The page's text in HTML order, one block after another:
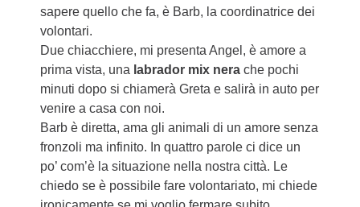
sapere quello che fa, è Barb, la coordinatrice dei
volontari.
Due chiacchiere, mi presenta Angel, è amore a
prima vista, una labrador mix nera che pochi
minuti dopo si chiamerà Greta e salirà in auto per
venire a casa con noi.
Barb è diretta, ama gli animali di un amore senza
fronzoli ma infinito. In quattro parole ci dice un
po’ com’è la situazione nella nostra città. Le
chiedo se è possibile fare volontariato, mi chiede